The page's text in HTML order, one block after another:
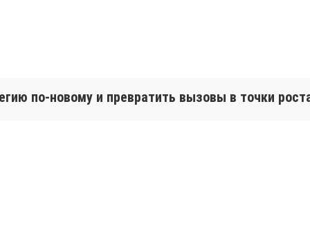
по-новому и превратить вызовы в точки